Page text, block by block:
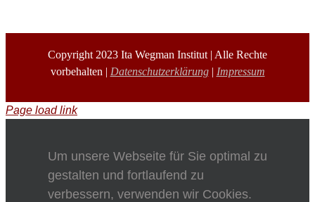
Copyright 2023 Ita Wegman Institut | Alle Rechte
vorbehalten | Datenschutzerklärung| Impressum
Page load link
Um unsere Webseite für Sie optimal zu
gestalten und fortlaufend zu
verbessern, verwenden wir Cookies.